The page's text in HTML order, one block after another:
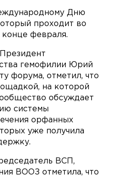
Дню
проходит во
февраля.
гемофилии Юрий
форума, отметил, что
на которой
обсуждает
системы
орфанных
уже получила
ВСП,
ВООЗ отметила, что